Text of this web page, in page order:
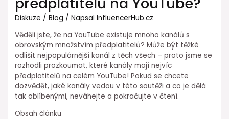
Diskuze /Blog / NapsalInfluencerHub.cz
Věděli jste, že na YouTube existuje mnoho kanálů s
obrovským množstvím předplatitelů? Může být těžké
odlišit nejpopulárnější kanál z těch všech – proto jsme se
rozhodli prozkoumat, které kanály mají nejvíc
předplatitelů na celém YouTube! Pokud se chcete
dozvědět, jaké kanály vedou v této soutěži a co je dělá
tak oblíbenými, neváhejte a pokračujte v čtení.
Obsah článku